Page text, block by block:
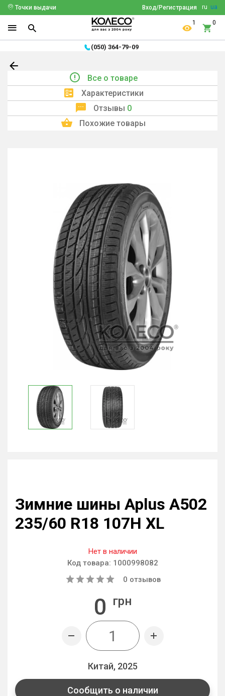
ru ua
Вход/Регистрация
Точки выдачи
1 0
(050) 364-79-09
Все о товаре
Характеристики
Отзывы 0
Похожие товары
Зимние шины Aplus A502
235/60 R18 107H XL
Нет в наличии
Код товара: 1000998082
0 отзывов
0 грн
Китай, 2025
Сообщить о наличии